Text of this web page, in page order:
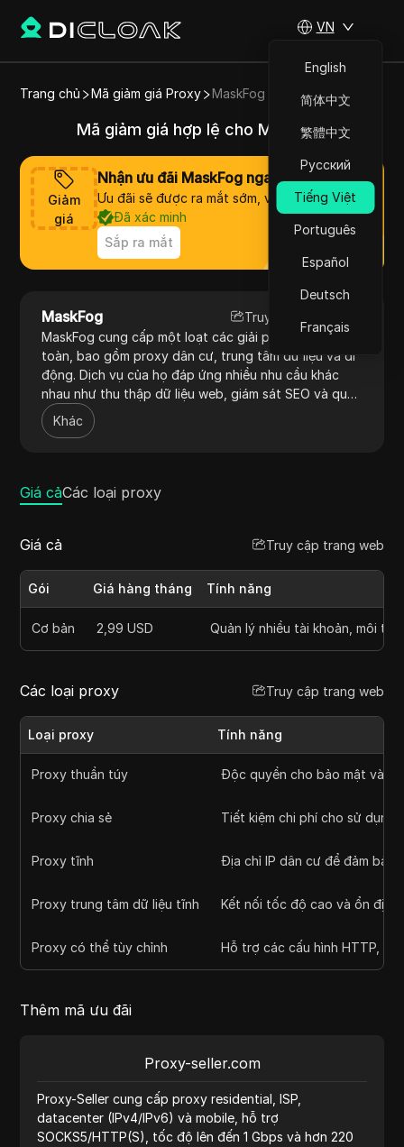
VN
English
简体中文
繁體中文
Русский
Tiếng Việt
Português
Español
Deutsch
Français
Trang chủ Mã giảm giá Proxy MaskFog
Mã giảm giá hợp lệ cho MaskFog
Giảm
giá
Nhận ưu đãi MaskFog ngay bây giờ
Ưu đãi sẽ được ra mắt sớm, vui lòng chờ đợi
Đã xác minh
Sắp ra mắt
MaskFog
Truy cập trang web
MaskFog cung cấp một loạt các giải pháp proxy an
toàn, bao gồm proxy dân cư, trung tâm dữ liệu và di
động. Dịch vụ của họ đáp ứng nhiều nhu cầu khác
nhau như thu thập dữ liệu web, giám sát SEO và quản
lý mạng xã hội. MaskFog ưu tiên sự riêng tư và hiệu
quả của người dùng với các kết nối tốc độ cao, đảm
Khác
Giá cảCác loại proxy
Giá cả Truy cập trang web
Gói Giá hàng tháng Tính năng
Cơ bản 2,99 USD Quản lý nhiều tài khoản, môi
Các loại proxy Truy cập trang web
Loại proxy Tính năng
Proxy thuần túy Độc quyền cho bảo mật và
Proxy chia sẻ Tiết kiệm chi phí cho sử dụng
Proxy tĩnh Địa chỉ IP dân cư để đảm bảo
Proxy trung tâm dữ liệu tĩnh Kết nối tốc độ cao và ổn
Proxy có thể tùy chỉnh Hỗ trợ các cấu hình HTTP,
Thêm mã ưu đãi
Proxy-seller.com
Proxy-Seller cung cấp proxy residential, ISP,
datacenter (IPv4/IPv6) và mobile, hỗ trợ
SOCKS5/HTTP(S), tốc độ lên đến 1 Gbps và hơn 220